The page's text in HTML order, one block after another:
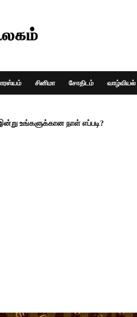
சினிமா சோதிடம் வாழ்வியல்
உங்களுக்கான நாள் எப்படி?